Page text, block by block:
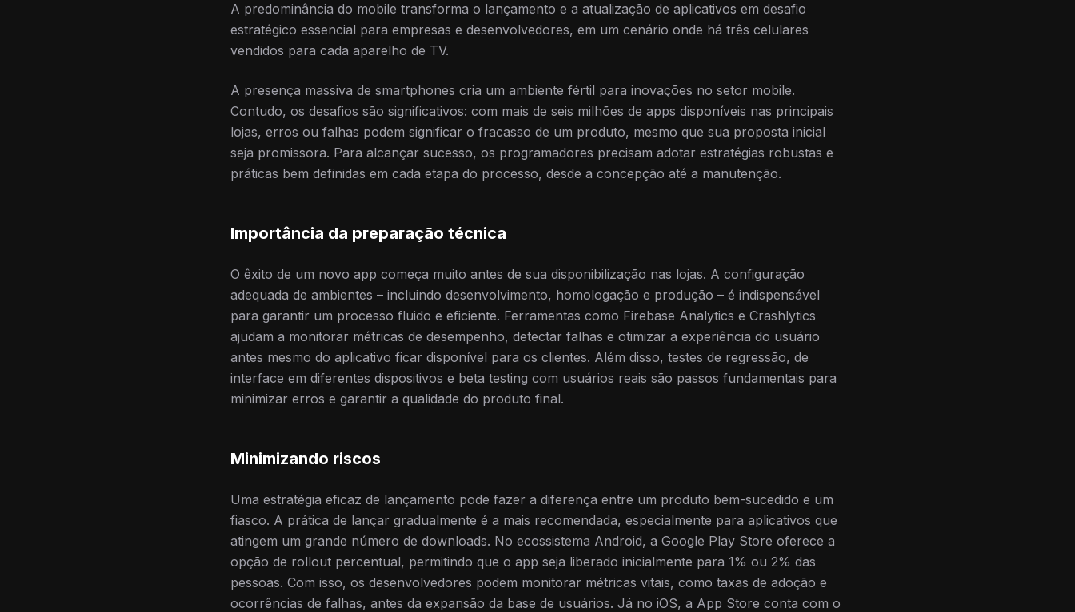
A predominância do mobile transforma o lançamento e a atualização de aplicativos em desafio
estratégico essencial para empresas e desenvolvedores, em um cenário onde há três celulares
vendidos para cada aparelho de TV.
A presença massiva de smartphones cria um ambiente fértil para inovações no setor mobile.
Contudo, os desafios são significativos: com mais de seis milhões de apps disponíveis nas principais
lojas, erros ou falhas podem significar o fracasso de um produto, mesmo que sua proposta inicial
seja promissora. Para alcançar sucesso, os programadores precisam adotar estratégias robustas e
práticas bem definidas em cada etapa do processo, desde a concepção até a manutenção.
Importância da preparação técnica
O êxito de um novo app começa muito antes de sua disponibilização nas lojas. A configuração
adequada de ambientes – incluindo desenvolvimento, homologação e produção – é indispensável
para garantir um processo fluido e eficiente. Ferramentas como Firebase Analytics e Crashlytics
ajudam a monitorar métricas de desempenho, detectar falhas e otimizar a experiência do usuário
antes mesmo do aplicativo ficar disponível para os clientes. Além disso, testes de regressão, de
interface em diferentes dispositivos e beta testing com usuários reais são passos fundamentais para
minimizar erros e garantir a qualidade do produto final.
Minimizando riscos
Uma estratégia eficaz de lançamento pode fazer a diferença entre um produto bem-sucedido e um
fiasco. A prática de lançar gradualmente é a mais recomendada, especialmente para aplicativos que
atingem um grande número de downloads. No ecossistema Android, a Google Play Store oferece a
opção de rollout percentual, permitindo que o app seja liberado inicialmente para 1% ou 2% das
pessoas. Com isso, os desenvolvedores podem monitorar métricas vitais, como taxas de adoção e
ocorrências de falhas, antes da expansão da base de usuários. Já no iOS, a App Store conta com o